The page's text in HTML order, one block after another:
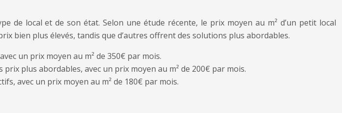
de local et de son état. Selon une étude récente, le prix moyen au m² d’un petit local
bien plus élevés, tandis que d’autres offrent des solutions plus abordables.
un prix moyen au m² de 350€ par mois.
plus abordables, avec un prix moyen au m² de 200€ par mois.
avec un prix moyen au m² de 180€ par mois.